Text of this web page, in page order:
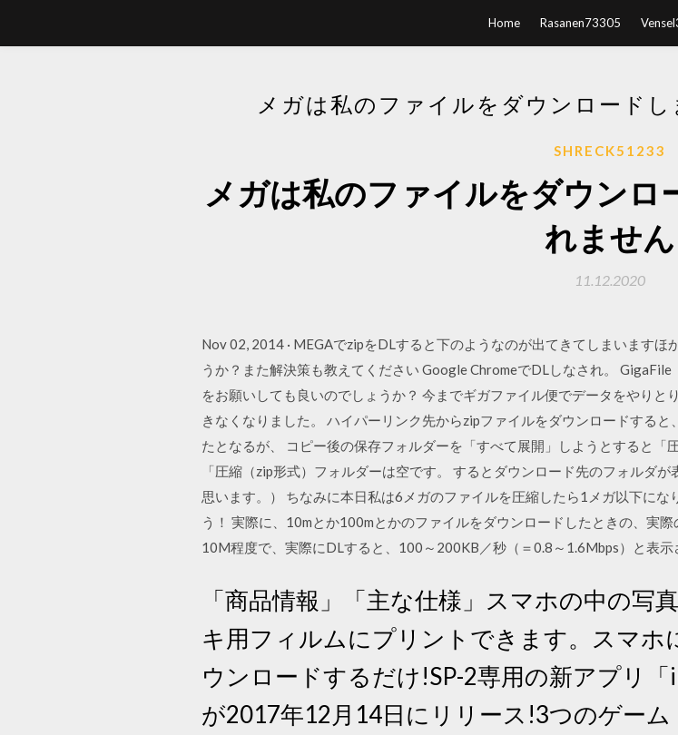
Home Rasanen73305
メガは私のファイルをダウンロード
SHRECK51233
メガは私のファイルをダウンロ
れません
11.12.2020
Nov 02, 2014 · MEGAでzipをDLすると下のようなのが出てきてしまいます
うか？また解決策も教えてください Google ChromeでDLしなされ。
をお願いしても良いのでしょうか？ 今までギガファイル便でデータをやり
きなくなりました。 ハイパーリンク先からzipファイルをダウンロードする
たとなるが、 コピー後の保存フォルダーを「すべて展開」しようとすると「
「圧縮（zip形式）フォルダーは空です。 するとダウンロード先のフォルダ
思います。） ちなみに本日私は6メガのファイルを圧縮したら1メガ以下にな
う！ 実際に、10mとか100mとかのファイルをダウンロードしたときの、実
10M程度で、実際にDLすると、100～200KB／秒（＝0.8～1.6Mbps）と表示
「商品情報」「主な仕様」スマホの中の写
キ用フィルムにプリントできます。スマ
ウンロードするだけ!SP-2専用の新アプリ「
が2017年12月14日にリリース!3つのゲーム